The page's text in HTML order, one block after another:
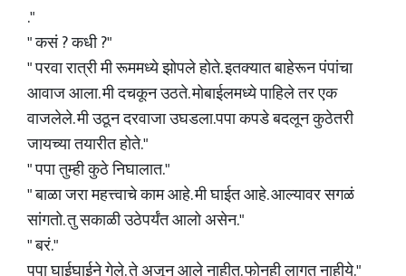
."
" कसं ? कधी ?"
" परवा रात्री मी रूममध्ये झोपले होते. इतक्यात बाहेरून पंपांचा
आवाज आला. मी दचकून उठते. मोबाईलमध्ये पाहिले तर एक
वाजलेले. मी उठून दरवाजा उघडला.पपा कपडे बदलून कुठेतरी
जायच्या तयारीत होते."
" पपा तुम्ही कुठे निघालात."
" बाळा जरा महत्त्वाचे काम आहे. मी घाईत आहे. आल्यावर सगळं
सांगतो. तु सकाळी उठेपर्यंत आलो असेन."
" बरं."